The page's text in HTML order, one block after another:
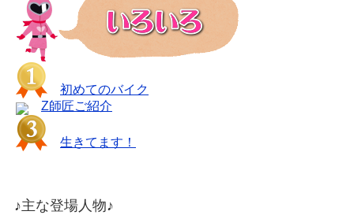
初めてのバイク
Z師匠ご紹介
生きてます！
♪主な登場人物♪